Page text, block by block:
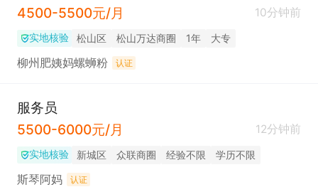
4500-5500元/月
10分钟前
实地核验 松山区 松山万达商圈 1年 大专
柳州肥姨妈螺蛳粉 认证
服务员
5500-6000元/月
12分钟前
实地核验 新城区 众联商圈 经验不限 学历不限
斯琴阿妈 认证